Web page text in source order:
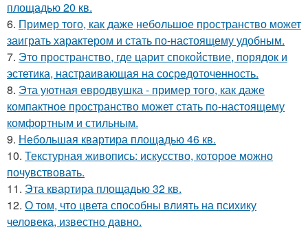
площадью 20 кв.
6. Пример того, как даже небольшое пространство может
заиграть характером и стать по-настоящему удобным.
7. Это пространство, где царит спокойствие, порядок и
эстетика, настраивающая на сосредоточенность.
8. Эта уютная евродвушка - пример того, как даже
компактное пространство может стать по-настоящему
комфортным и стильным.
9. Небольшая квартира площадью 46 кв.
10. Текстурная живопись: искусство, которое можно
почувствовать.
11. Эта квартира площадью 32 кв.
12. О том, что цвета способны влиять на психику
человека, известно давно.